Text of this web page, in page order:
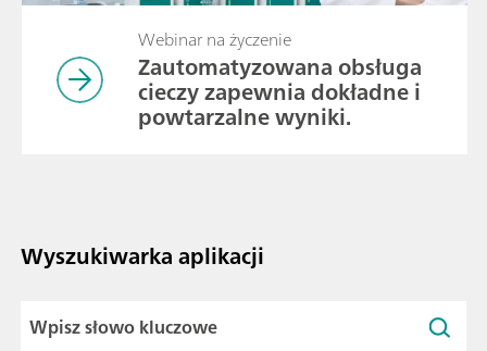
Webinar na życzenie
Zautomatyzowana obsługa
cieczy zapewnia dokładne i
powtarzalne wyniki.
Wyszukiwarka aplikacji